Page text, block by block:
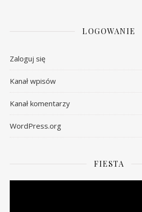
LOGOWANIE
Zaloguj się
Kanał wpisów
Kanał komentarzy
WordPress.org
FIESTA